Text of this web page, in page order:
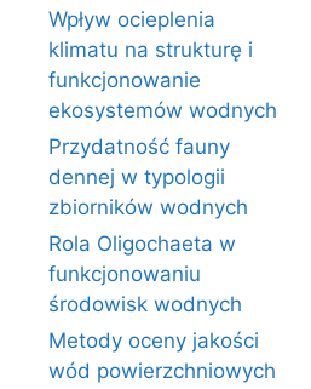
Wpływ ocieplenia
klimatu na strukturę i
funkcjonowanie
ekosystemów wodnych
Przydatność fauny
dennej w typologii
zbiorników wodnych
Rola Oligochaeta w
funkcjonowaniu
środowisk wodnych
Metody oceny jakości
wód powierzchniowych